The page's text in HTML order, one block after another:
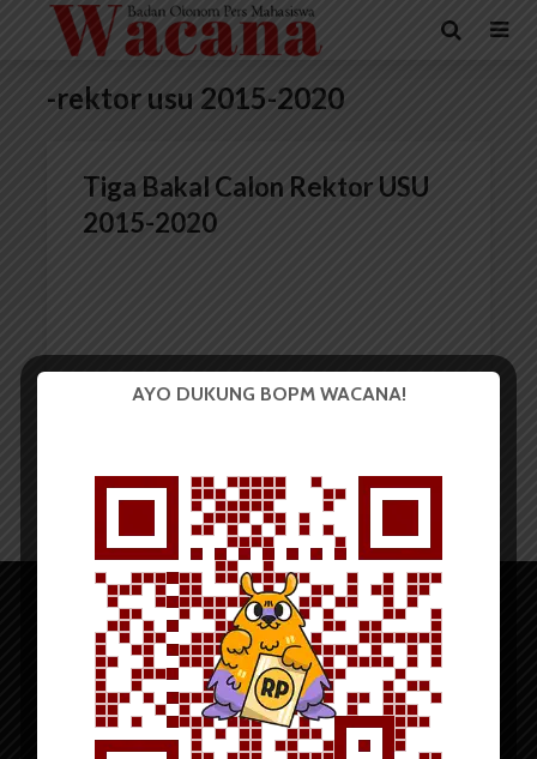
-rektor usu 2015-2020
Tiga Bakal Calon Rektor USU
2015-2020
AYO DUKUNG BOPM WACANA!